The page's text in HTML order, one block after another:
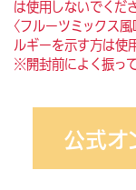
は使用しないでくだ
〈フルーツミックス
ルギーを示す方は使
※開封前によく振っ
公式オ